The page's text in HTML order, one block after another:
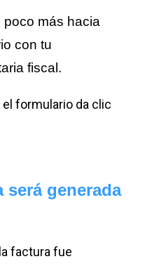
poco más hacia
con tu
fiscal.
el formulario da clic
será generada
factura fue